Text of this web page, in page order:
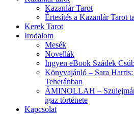
Kazanlár Tarot
Értesítés a Kazanlár Tarot
Kerek Tarot
Irodalom
Mesék
Novellák
Ingyen eBook Szádek
Könyvajánló – Sara
Teheránban
ÁMINOLLAH –
igaz története
Kapcsolat